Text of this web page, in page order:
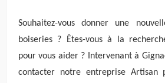
Souhaitez-vous donner une
boiseries ? Êtes-vous à la
pour vous aider ? Intervenant à
contacter notre entreprise Artisan